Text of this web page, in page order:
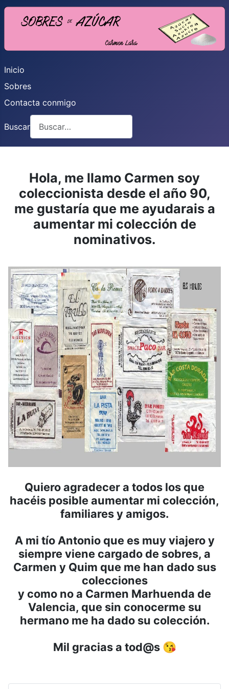
Inicio
Sobres
Contacta conmigo
Buscar
Hola, me llamo Carmen soy
coleccionista desde el año 90,
me gustaría que me ayudarais a
aumentar mi colección de
nominativos.
Quiero agradecer a todos los que
hacéis posible aumentar mi colección,
familiares y amigos.
A mi tío Antonio que es muy viajero y
siempre viene cargado de sobres, a
Carmen y Quim que me han dado sus
colecciones
y como no a Carmen Marhuenda de
Valencia, que sin conocerme su
hermano me ha dado su colección.
Mil gracias a tod@s 😘